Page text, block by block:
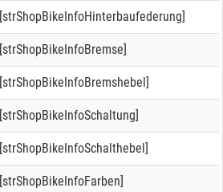
[strShopBikeInfoHinterbaufederung]
[strShopBikeInfoBremse]
[strShopBikeInfoBremshebel]
[strShopBikeInfoSchaltung]
[strShopBikeInfoSchalthebel]
[strShopBikeInfoFarben]